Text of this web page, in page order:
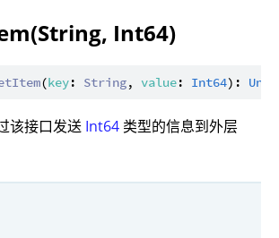
Int64)
(key: String, value: Int64): Unit
该接口发送 Int64 类型的信息到外层